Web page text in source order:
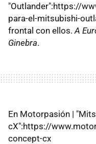
"Outlander":https://
para-el-mitsubishi-
frontal con ellos. A
Ginebra.
En Motorpasión |
cX":https://
concept-cx